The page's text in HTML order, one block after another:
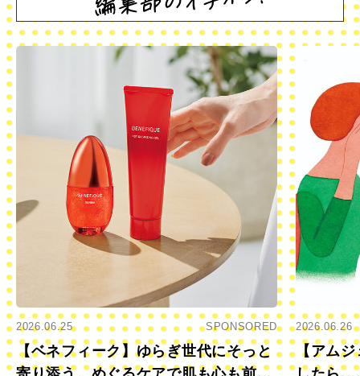
2026.06.25 SPONSORED
【ベネフィーク】ゆらぎ世代にそっと
2026.06.26
【アムジ